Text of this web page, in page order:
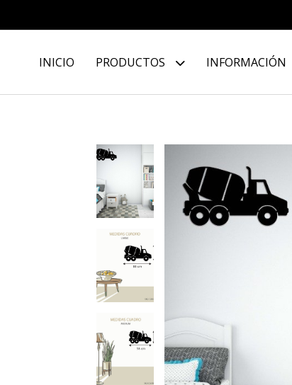
INICIO PRODUCTOS INFORMACIÓN